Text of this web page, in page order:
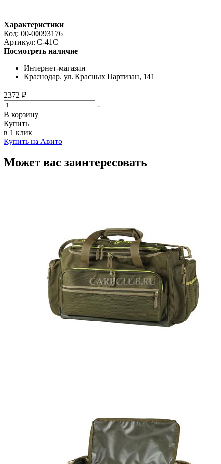
Характеристики
Код: 00-00093176
Артикул: С-41С
Посмотреть наличие
Интернет-магазин
Краснодар. ул. Красных Партизан, 141
2372 ₽
- +
В корзину
Купить
в 1 клик
Купить на Авито
Может вас заинтересовать